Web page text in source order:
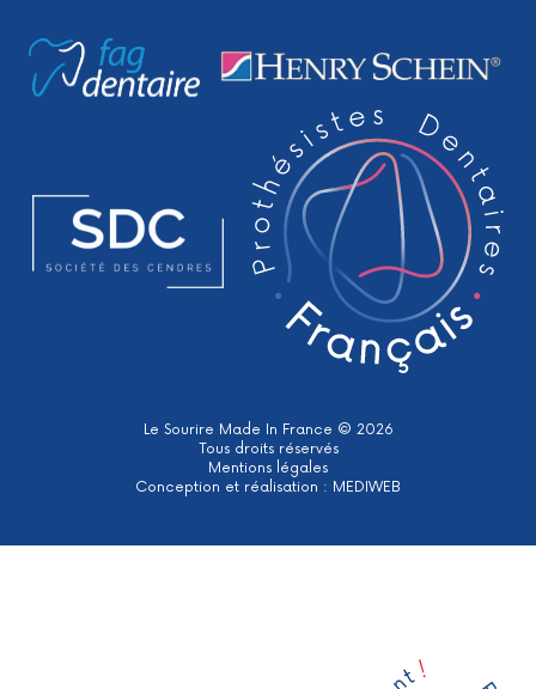
Le Sourire Made In France © 2026
Tous droits réservés
Mentions légales
Conception et réalisation : MEDIWEB